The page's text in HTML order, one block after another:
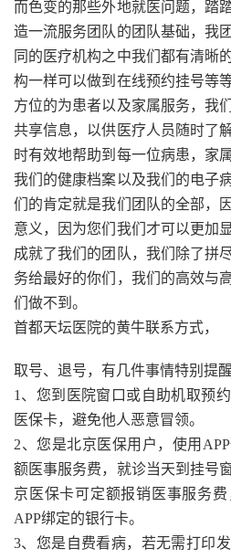
而色变的那些外地就医问题，踏
造一流服务团队的团队基础，我
同的医疗机构之中我们都有清晰
构一样可以做到在线预约挂号等
方位的为患者以及家属服务，我
共享信息，以供医疗人员随时了
时有效地帮助到每一位病患，家
我们的健康档案以及我们的电子
们的肯定就是我们团队的全部，
意义，因为您们我们才可以更加
成就了我们的团队，我们除了拼
务给最好的你们，我们的高效与
们做不到。
首都天坛医院的黄牛联系方式，
取号、退号，有几件事情特别提
1、您到医院窗口或自助机取预
医保卡，避免他人恶意冒领。
2、您是北京医保用户，使用
额医事服务费，就诊当天到挂号
京医保卡可定额报销医事服务
APP绑定的银行卡。
3、您是自费看病，若无需打印